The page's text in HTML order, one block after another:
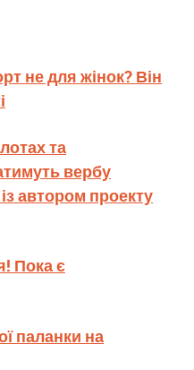
не для жінок? Він
та
вербу
автором проекту
Пока є
паланки на